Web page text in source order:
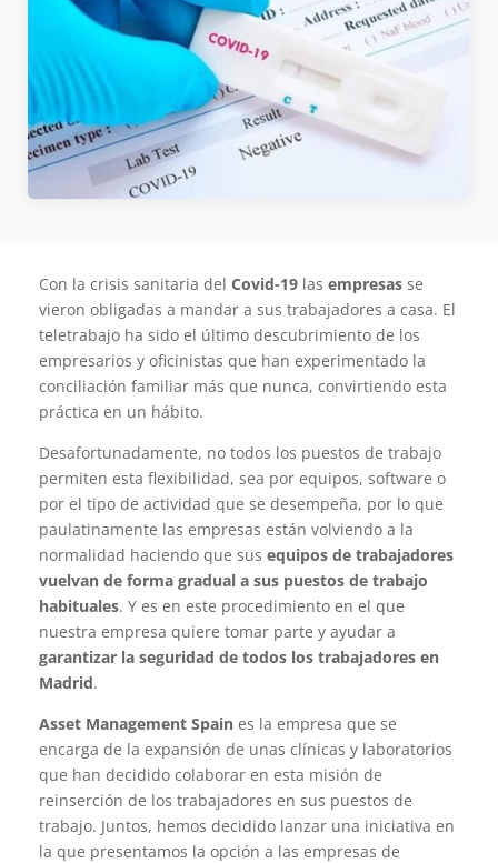
Con la crisis sanitaria del Covid-19 las empresas se
vieron obligadas a mandar a sus trabajadores a casa. El
teletrabajo ha sido el último descubrimiento de los
empresarios y oficinistas que han experimentado la
conciliación familiar más que nunca, convirtiendo esta
práctica en un hábito.
Desafortunadamente, no todos los puestos de trabajo
permiten esta flexibilidad, sea por equipos, software o
por el tipo de actividad que se desempeña, por lo que
paulatinamente las empresas están volviendo a la
normalidad haciendo que sus equipos de trabajadores
vuelvan de forma gradual a sus puestos de trabajo
habituales. Y es en este procedimiento en el que
nuestra empresa quiere tomar parte y ayudar a
garantizar la seguridad de todos los trabajadores en
Madrid.
Asset Management Spain es la empresa que se
encarga de la expansión de unas clínicas y laboratorios
que han decidido colaborar en esta misión de
reinserción de los trabajadores en sus puestos de
trabajo. Juntos, hemos decidido lanzar una iniciativa en
la que presentamos la opción a las empresas de